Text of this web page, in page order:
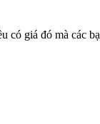
giá đó mà các